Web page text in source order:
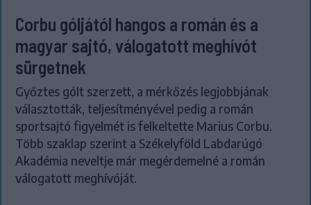
Corbu góljától hangos a román és a
magyar sajtó, válogatott meghívót
sürgetnek
Győztes gólt szerzett, a mérkőzés legjobbjának
választották, teljesítményével pedig a román
sportsajtó figyelmét is felkeltette Marius Corbu.
Több szaklap szerint a Székelyföld Labdarúgó
Akadémia neveltje már megérdemelné a román
válogatott meghívóját.